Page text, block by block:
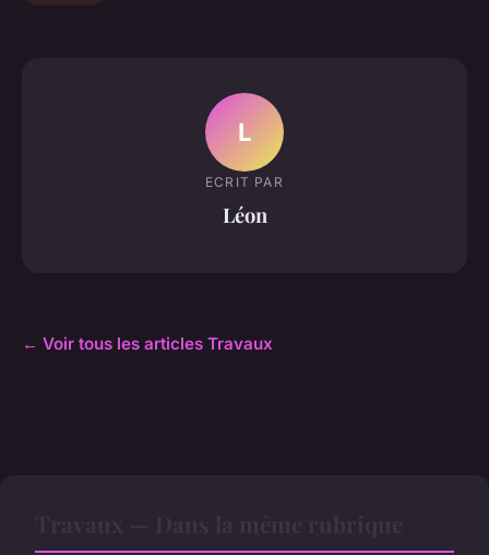
L
ECRIT PAR
Léon
← Voir tous les articles Travaux